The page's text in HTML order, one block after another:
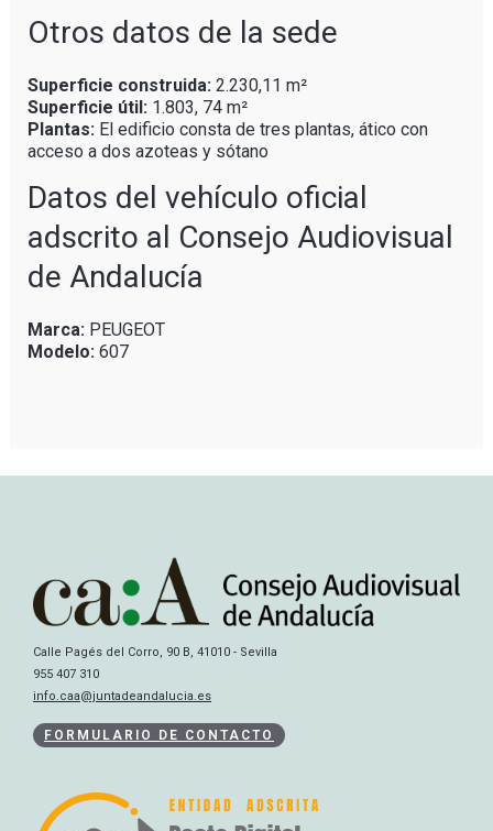
Otros datos de la sede
Superficie construida:2.230,11 m²
Superficie útil:1.803, 74 m²
Plantas:El edificio consta de tres plantas, ático con
acceso a dos azoteas y sótano
Datos del vehículo oficial
adscrito al Consejo Audiovisual
de Andalucía
Marca: PEUGEOT
Modelo:607
Calle Pagés del Corro, 90 B, 41010 - Sevilla
955 407 310
info.caa@juntadeandalucia.es
FORMULARIO DE CONTACTO